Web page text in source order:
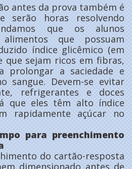
antes da prova também é
serão horas resolvendo
que os alunos
que possuam
índice glicêmico (em
que sejam ricos em fibras,
prolongar a saciedade e
sangue. Devem-se evitar
refrigerantes e doces
que eles têm alto índice
rapidamente açúcar no
para preenchimento
do cartão-resposta
dimensionado antes de